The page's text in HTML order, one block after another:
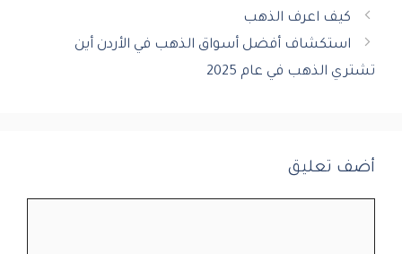
كيف اعرف الذهب
استكشاف أفضل أسواق الذهب في الأردن أين
تشتري الذهب في عام 2025
أضف تعليق